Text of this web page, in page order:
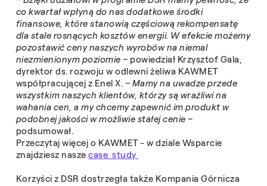
co kwartał wpłyną do nas dodatkowe środki
finansowe, które stanowią częściową rekompensatę
dla stale rosnących kosztów energii. W efekcie możemy
pozostawić ceny naszych wyrobów na niemal
niezmienionym poziomie – powiedział Krzysztof Gala,
dyrektor ds. rozwoju w odlewni żeliwa KAWMET
współpracującej z Enel X. – Mamy na uwadze przede
wszystkim naszych klientów, którzy są wrażliwi na
wahania cen, a my chcemy zapewnić im produkt w
podobnej jakości w możliwie stałej cenie –
podsumował.
Przeczytaj więcej o KAWMET - w dziale Wsparcie
znajdziesz naszecase study
Korzyści z DSR dostrzegła także Kompania Górnicza